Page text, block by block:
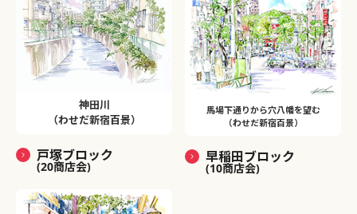
神田川
（わせだ新宿百景）
戸塚ブロック
(20商店会)
馬場下通りから穴八幡を望む
（わせだ新宿百景）
早稲田ブロック
(10商店会)